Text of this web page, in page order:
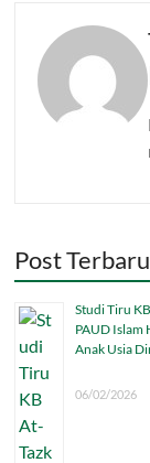
Post Terbaru
Studi Tiru
PAUD Islam
Anak Usia
06/02/2026